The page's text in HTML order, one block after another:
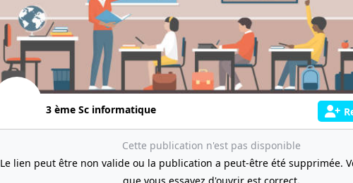
3 ème Sc informatique
Cette publication n'est pas disponible
Le lien peut être non valide ou la publication a peut-être été supprimée.